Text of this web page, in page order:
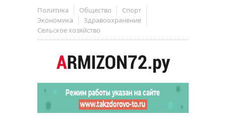
Политика Общество
Спорт
Экономика
Здравоохранение
Сельское хозяйство